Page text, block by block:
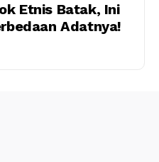
Etnis Batak, Ini
Adatnya!